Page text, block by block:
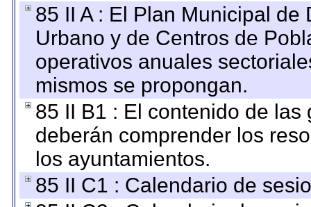
85 II A : El Plan Municipal
Urbano y de Centros de
operativos anuales
mismos se propongan.
85 II B1 : El contenido de
deberán comprender los
los ayuntamientos.
85 II C1 : Calendario de